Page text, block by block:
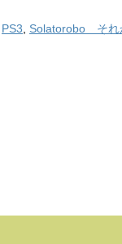
PS3 Solatorobo それ